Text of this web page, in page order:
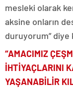
mesleki olarak
aksine onların
duruyorum” diye
“AMACIMIZ
İHTİYAÇLARINI
YAŞANABİLİR